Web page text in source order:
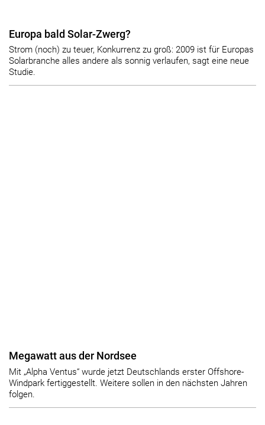
Europa bald Solar-Zwerg?
Strom (noch) zu teuer, Konkurrenz zu groß: 2009 ist für Europas
Solarbranche alles andere als sonnig verlaufen, sagt eine neue
Studie.
Megawatt aus der Nordsee
Mit „Alpha Ventus“ wurde jetzt Deutschlands erster Offshore-
Windpark fertiggestellt. Weitere sollen in den nächsten Jahren
folgen.